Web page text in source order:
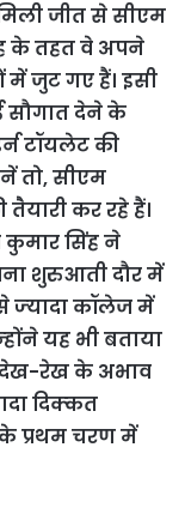
जीत से सीएम
के तहत वे अपने
में जुट गए हैं। इसी
सौगात देने के
टॉयलेट की
तो, सीएम
कर रहे हैं।
कुमार सिंह ने
शुरुआती दौर में
ज्‍यादा कॉलेज में
यह भी बताया
रेख के अभाव
दिक्‍कत
के प्रथम चरण में